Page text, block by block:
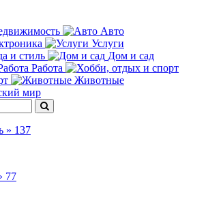
Авто
Услуги
и стиль
Дом и сад
Работа
Животные
мир
» 137
77